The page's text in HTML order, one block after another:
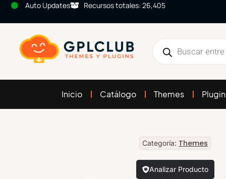
Auto Updates Recursos totales: 26,405
Inicio Catálogo Themes
Categoría: Themes
Analizar Producto